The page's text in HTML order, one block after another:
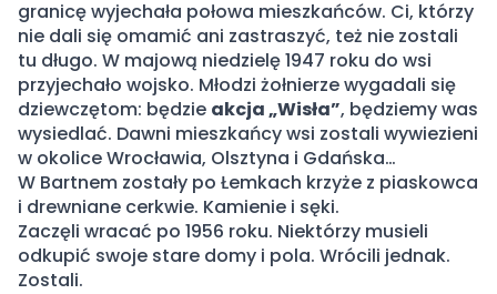
granicę wyjechała połowa mieszkańców. Ci, którzy
nie dali się omamić ani zastraszyć, też nie zostali
tu długo. W majową niedzielę 1947 roku do wsi
przyjechało wojsko. Młodzi żołnierze wygadali się
dziewczętom: będzie akcja „Wisła”, będziemy was
wysiedlać. Dawni mieszkańcy wsi zostali wywiezieni
w okolice Wrocławia, Olsztyna i Gdańska…
W Bartnem zostały po Łemkach krzyże z piaskowca
i drewniane cerkwie. Kamienie i sęki.
Zaczęli wracać po 1956 roku. Niektórzy musieli
odkupić swoje stare domy i pola. Wrócili jednak.
Zostali.